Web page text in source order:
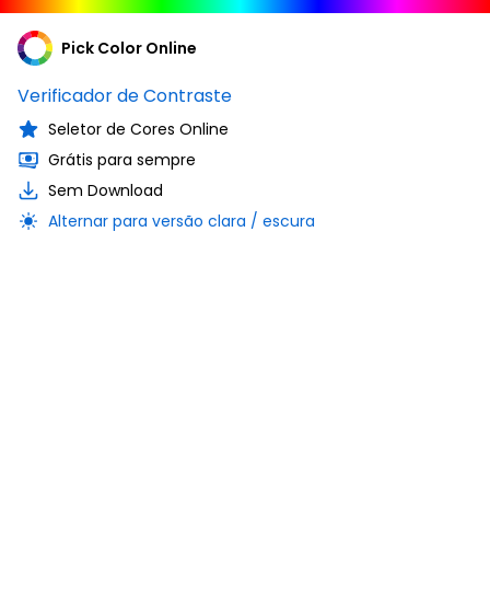
Pick Color Online
Verificador de Contraste
Seletor de Cores Online
Grátis para sempre
Sem Download
Alternar para versão clara / escura